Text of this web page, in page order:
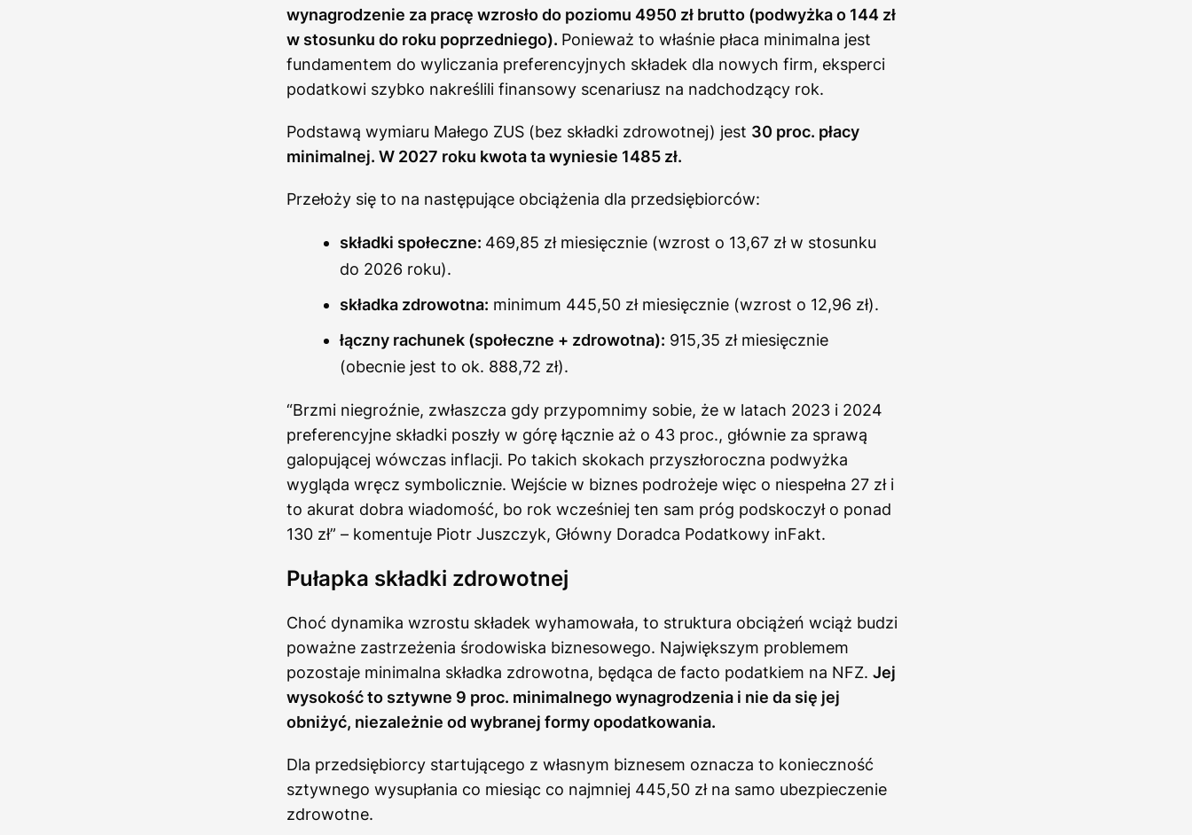
wynagrodzenie za pracę wzrosło do poziomu 4950 zł brutto (podwyżka o 144 zł
w stosunku do roku poprzedniego). Ponieważ to właśnie płaca minimalna jest
fundamentem do wyliczania preferencyjnych składek dla nowych firm, eksperci
podatkowi szybko nakreślili finansowy scenariusz na nadchodzący rok.
Podstawą wymiaru Małego ZUS (bez składki zdrowotnej) jest 30 proc. płacy
minimalnej. W 2027 roku kwota ta wyniesie 1485 zł.
Przełoży się to na następujące obciążenia dla przedsiębiorców:
składki społeczne: 469,85 zł miesięcznie (wzrost o 13,67 zł w stosunku
do 2026 roku).
składka zdrowotna: minimum 445,50 zł miesięcznie (wzrost o 12,96 zł).
łączny rachunek (społeczne + zdrowotna): 915,35 zł miesięcznie
(obecnie jest to ok. 888,72 zł).
“Brzmi niegroźnie, zwłaszcza gdy przypomnimy sobie, że w latach 2023 i 2024
preferencyjne składki poszły w górę łącznie aż o 43 proc., głównie za sprawą
galopującej wówczas inflacji. Po takich skokach przyszłoroczna podwyżka
wygląda wręcz symbolicznie. Wejście w biznes podrożeje więc o niespełna 27 zł i
to akurat dobra wiadomość, bo rok wcześniej ten sam próg podskoczył o ponad
130 zł” – komentuje Piotr Juszczyk, Główny Doradca Podatkowy inFakt.
Pułapka składki zdrowotnej
Choć dynamika wzrostu składek wyhamowała, to struktura obciążeń wciąż budzi
poważne zastrzeżenia środowiska biznesowego. Największym problemem
pozostaje minimalna składka zdrowotna, będąca de facto podatkiem na NFZ. Jej
wysokość to sztywne 9 proc. minimalnego wynagrodzenia i nie da się jej
obniżyć, niezależnie od wybranej formy opodatkowania.
Dla przedsiębiorcy startującego z własnym biznesem oznacza to konieczność
sztywnego wysupłania co miesiąc co najmniej 445,50 zł na samo ubezpieczenie
zdrowotne.